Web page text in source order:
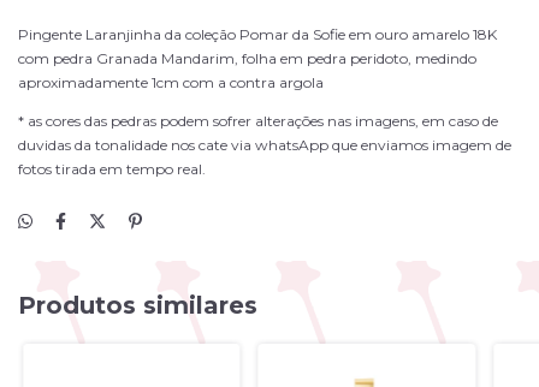
Pingente Laranjinha da coleção Pomar da Sofie em ouro amarelo 18K
com pedra Granada Mandarim, folha em pedra peridoto, medindo
aproximadamente 1cm com a contra argola
* as cores das pedras podem sofrer alterações nas imagens, em caso de
duvidas da tonalidade nos cate via whatsApp que enviamos imagem de
fotos tirada em tempo real.
Produtos similares